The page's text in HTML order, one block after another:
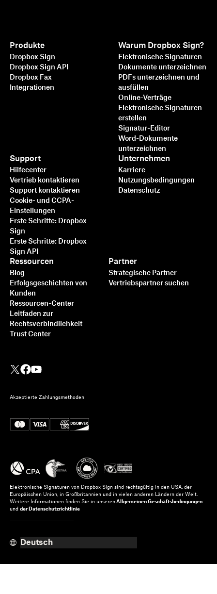
Produkte
Dropbox Sign
Dropbox Sign API
Dropbox Fax
Integrationen
Warum Dropbox Sign?
Elektronische Signaturen
Dokumente unterzeichnen
PDFs unterzeichnen und
ausfüllen
Online-Verträge
Elektronische Signaturen
erstellen
Signatur-Editor
Word-Dokumente
unterzeichnen
Support
Hilfecenter
Vertrieb kontaktieren
Support kontaktieren
Cookie- und CCPA-
Einstellungen
Erste Schritte: Dropbox
Sign
Erste Schritte: Dropbox
Sign API
Ressourcen
Blog
Erfolgsgeschichten von
Kunden
Ressourcen-Center
Leitfaden zur
Rechtsverbindlichkeit
Trust Center
Partner
Strategische Partner
Vertriebspartner suchen
Unternehmen
Karriere
Nutzungsbedingungen
Datenschutz
Akzeptierte Zahlungsmethoden
Elektronische Signaturen von Dropbox Sign sind rechtsgültig in den USA, der
Europäischen Union, in Großbritannien und in vielen anderen Ländern der Welt.
Weitere Informationen finden Sie in unseren Allgemeinen Geschäftsbedingungen
und der Datenschutzrichtlinie